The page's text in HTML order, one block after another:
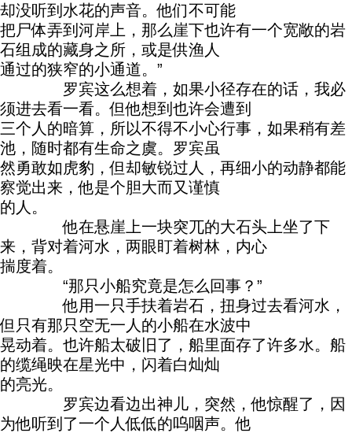
却没听到水花的声音。他们不可能
把尸体弄到河岸上，那么崖下也许有一个宽敞的岩
石组成的藏身之所，或是供渔人
通过的狭窄的小通道。”
罗宾这么想着，如果小径存在的话，我必
须进去看一看。但他想到也许会遭到
三个人的暗算，所以不得不小心行事，如果稍有差
池，随时都有生命之虞。罗宾虽
然勇敢如虎豹，但却敏锐过人，再细小的动静都能
察觉出来，他是个胆大而又谨慎
的人。
他在悬崖上一块突兀的大石头上坐了下
来，背对着河水，两眼盯着树林，内心
揣度着。
“那只小船究竟是怎么回事？”
他用一只手扶着岩石，扭身过去看河水，
但只有那只空无一人的小船在水波中
晃动着。也许船太破旧了，船里面存了许多水。船
的缆绳映在星光中，闪着白灿灿
的亮光。
罗宾边看边出神儿，突然，他惊醒了，因
为他听到了一个人低低的呜咽声。他